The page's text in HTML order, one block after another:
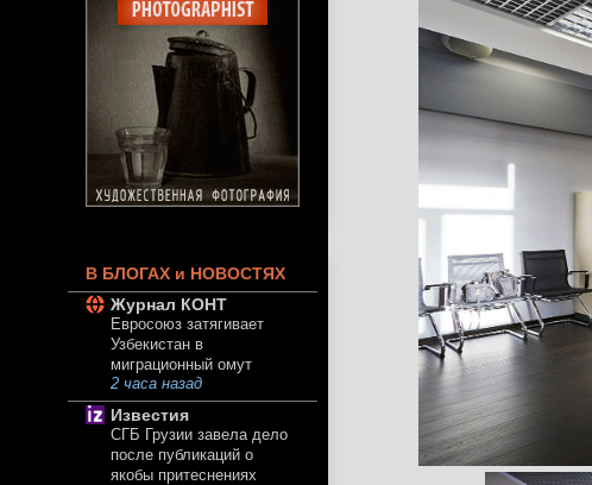
В БЛОГАХ и НОВОСТЯХ
Журнал КОНТ
Евросоюз затягивает
Узбекистан в
миграционный омут
2 часа назад
Известия
СГБ Грузии завела дело
после публикаций о
якобы притеснениях